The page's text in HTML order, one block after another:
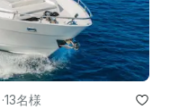
·13名様